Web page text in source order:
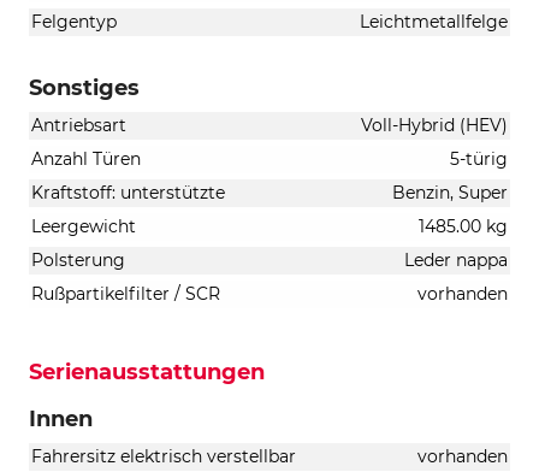
Felgentyp
Leichtmetallfelge
Sonstiges
Antriebsart
Voll-Hybrid (HEV)
Anzahl Türen
5-türig
Kraftstoff: unterstützte
Benzin, Super
Leergewicht
1485.00 kg
Polsterung
Leder nappa
Rußpartikelfilter / SCR
vorhanden
Serienausstattungen
Innen
Fahrersitz elektrisch verstellbar
vorhanden